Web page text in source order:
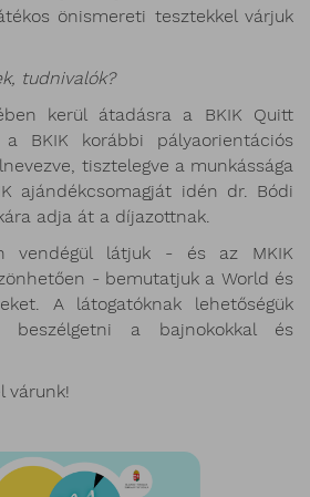
önismereti tesztekkel várjuk
tudnivalók?
kerül átadásra a BKIK Quitt
BKIK korábbi pályaorientációs
tisztelegve a munkássága
ajándékcsomagját idén dr. Bódi
adja át a díjazottnak.
vendégül látjuk - és az MKIK
- bemutatjuk a World és
A látogatóknak lehetőségük
a bajnokokkal és
várunk!